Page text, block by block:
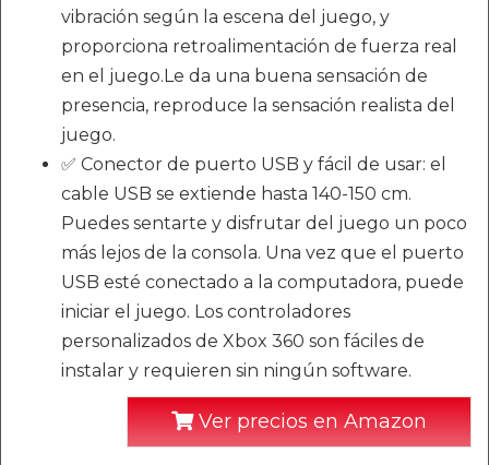
vibración según la escena del juego, y
proporciona retroalimentación de fuerza real
en el juego.Le da una buena sensación de
presencia, reproduce la sensación realista del
juego.
✅ Conector de puerto USB y fácil de usar: el
cable USB se extiende hasta 140-150 cm.
Puedes sentarte y disfrutar del juego un poco
más lejos de la consola. Una vez que el puerto
USB esté conectado a la computadora, puede
iniciar el juego. Los controladores
personalizados de Xbox 360 son fáciles de
instalar y requieren sin ningún software.
Ver precios en Amazon